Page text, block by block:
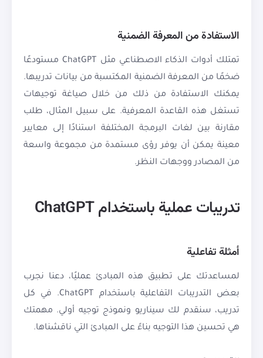
الاستفادة من المعرفة الضمنية
تمتلك أدوات الذكاء الاصطناعي مثل ChatGPT مستودعًا
ضخمًا من المعرفة الضمنية المكتسبة من بيانات تدريبها.
يمكنك الاستفادة من ذلك من خلال صياغة توجيهات
تستغل هذه القاعدة المعرفية. على سبيل المثال، طلب
مقارنة بين لغات البرمجة المختلفة استنادًا إلى معايير
معينة يمكن أن يوفر رؤى مستمدة من مجموعة واسعة
من المصادر ووجهات النظر.
تدريبات عملية باستخدام ChatGPT
أمثلة تفاعلية
لمساعدتك على تطبيق هذه المبادئ عمليًا، دعنا نجرب
بعض التدريبات التفاعلية باستخدام ChatGPT. في كل
تدريب، سنقدم لك سيناريو ونموذج توجيه أولي. مهمتك
هي تحسين هذا التوجيه بناءً على المبادئ التي ناقشناها.